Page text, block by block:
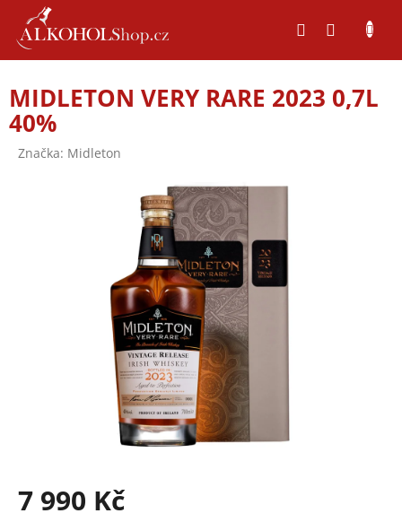
obsah
MIDLETON VERY RARE 2023 0,7L
40%
Značka: Midleton
7 990 Kč